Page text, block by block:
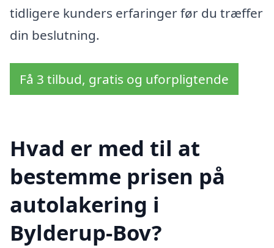
tidligere kunders erfaringer før du træffer
din beslutning.
Få 3 tilbud, gratis og uforpligtende
Hvad er med til at
bestemme prisen på
autolakering i
Bylderup-Bov?